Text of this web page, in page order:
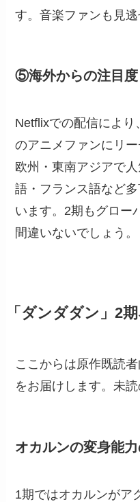
す。音楽ファンも見逃
⑤海外からの注目度
Netflixでの配信によ
のアニメファンにリ
欧州・東南アジアで
語・フランス語など
います。2期もグロー
間違いないでしょう。
「ダンダダン」2
ここからは原作既読
をお届けします。未
オカルンの変身能
1期ではオカルンがア